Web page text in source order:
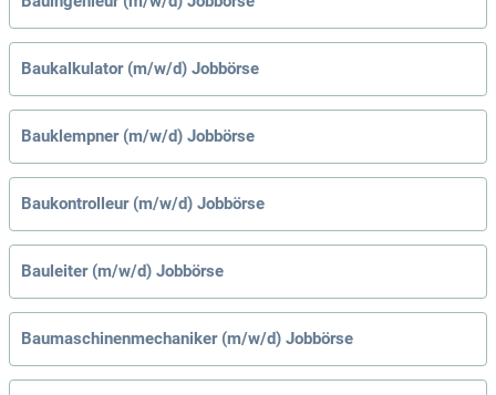
Baukalkulator (m/w/d) Jobbörse
Bauklempner (m/w/d) Jobbörse
Baukontrolleur (m/w/d) Jobbörse
Bauleiter (m/w/d) Jobbörse
Baumaschinenmechaniker (m/w/d) Jobbörse